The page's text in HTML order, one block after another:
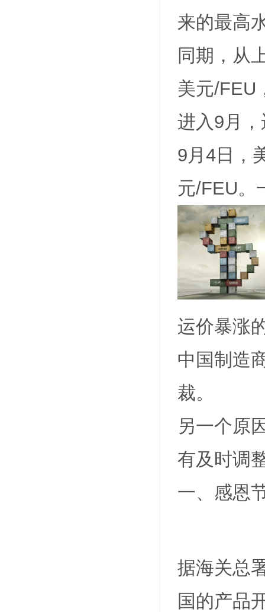
来的最高
同期，从
美元/FEU
进入9月
9月4日，
元/FEU。
运价暴涨
中国制造
裁。
另一个原
有及时调
一、感恩
据海关总
国的产品